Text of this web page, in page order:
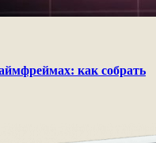
как собрать